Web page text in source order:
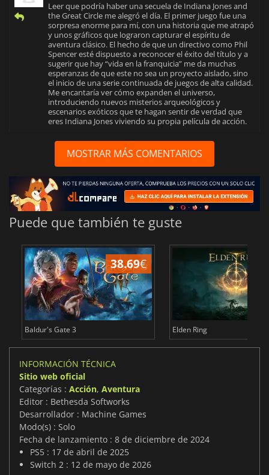
Leer que podría haber una secuela de Indiana Jones and
the Great Circle me alegró el día. El primer juego fue una
sorpresa enorme para mí, con una historia que me atrapó
y unos gráficos que lograron capturar el espíritu de
aventura clásico. El hecho de que un directivo como Phil
Spencer esté dispuesto a reconocer el éxito del título y a
sugerir que hay “vida en la franquicia” me da muchas
esperanzas de que este no sea un proyecto aislado, sino
el inicio de una serie continuada de juegos de alta calidad.
Me encantaría ver cómo expanden el universo,
introduciendo nuevos misterios arqueológicos y
escenarios exóticos que te hagan sentir de verdad que
eres Indiana Jones viviendo su propia película de acción.
MOSTRAR MÁS COMENTARIOS
Puede que también te guste
38.69€
Baldur's Gate 3 Elden Ring
INFORMACIÓN TÉCNICA
Sitio web oficial
Categorías : Acción, Aventura
Editor : Bethesda Softworks
Desarrollador : Machine Games
Modo(s) : Solo
Fecha de lanzamiento : 8 de diciembre de 2024
PS5 : 17 de abril de 2025
Switch 2 : 12 de mayo de 2026